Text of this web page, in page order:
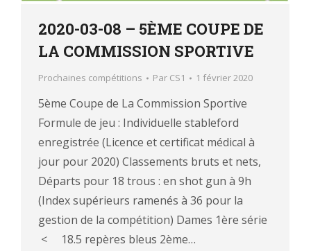
2020-03-08 – 5ÈME COUPE DE
LA COMMISSION SPORTIVE
Prochaines compétitions Par CS1 1 février 2020
5ème Coupe de La Commission Sportive
Formule de jeu : Individuelle stableford
enregistrée (Licence et certificat médical à
jour pour 2020) Classements bruts et nets,
Départs pour 18 trous : en shot gun à 9h
(Index supérieurs ramenés à 36 pour la
gestion de la compétition) Dames 1ère série
< 18.5 repères bleus 2ème…